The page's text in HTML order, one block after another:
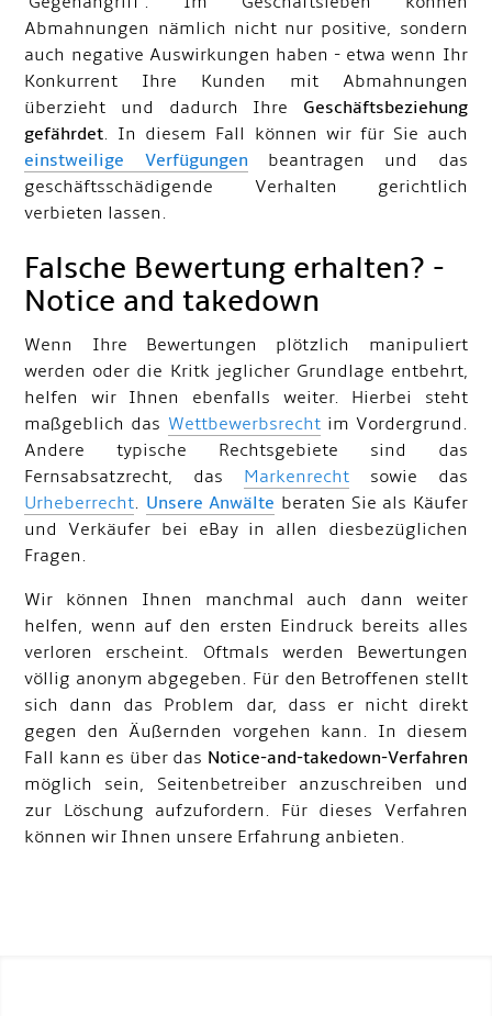
Abmahnungen nämlich nicht nur positive, sondern
auch negative Auswirkungen haben - etwa wenn Ihr
Konkurrent Ihre Kunden mit Abmahnungen
überzieht und dadurch Ihre Geschäftsbeziehung
gefährdet. In diesem Fall können wir für Sie auch
einstweilige Verfügungen beantragen und das
geschäftsschädigende Verhalten gerichtlich
verbieten lassen.
Falsche Bewertung erhalten? -
Notice and takedown
Wenn Ihre Bewertungen plötzlich manipuliert
werden oder die Kritk jeglicher Grundlage entbehrt,
helfen wir Ihnen ebenfalls weiter. Hierbei steht
maßgeblich das Wettbewerbsrechtim Vordergrund.
Andere typische Rechtsgebiete sind das
Fernsabsatzrecht, das Markenrecht sowie das
Urheberrecht. Unsere Anwälte beraten Sie als Käufer
und Verkäufer bei eBay in allen diesbezüglichen
Fragen.
Wir können Ihnen manchmal auch dann weiter
helfen, wenn auf den ersten Eindruck bereits alles
verloren erscheint. Oftmals werden Bewertungen
völlig anonym abgegeben. Für den Betroffenen stellt
sich dann das Problem dar, dass er nicht direkt
gegen den Äußernden vorgehen kann. In diesem
Fall kann es über das Notice-and-takedown-Verfahren
möglich sein, Seitenbetreiber anzuschreiben und
zur Löschung aufzufordern. Für dieses Verfahren
können wir Ihnen unsere Erfahrung anbieten.